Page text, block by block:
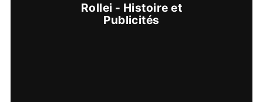
Rollei - Histoire et
Publicités